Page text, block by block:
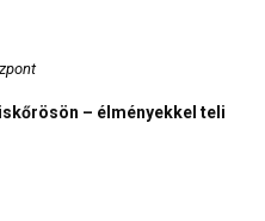
– élményekkel teli